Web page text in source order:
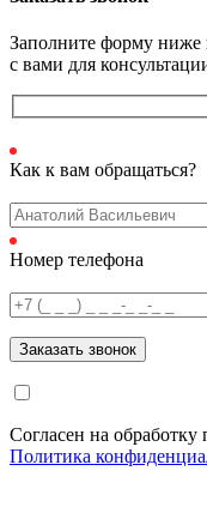
Заполните форму
с вами для
Как к вам обращаться?
Номер телефона
Согласен на
Политика